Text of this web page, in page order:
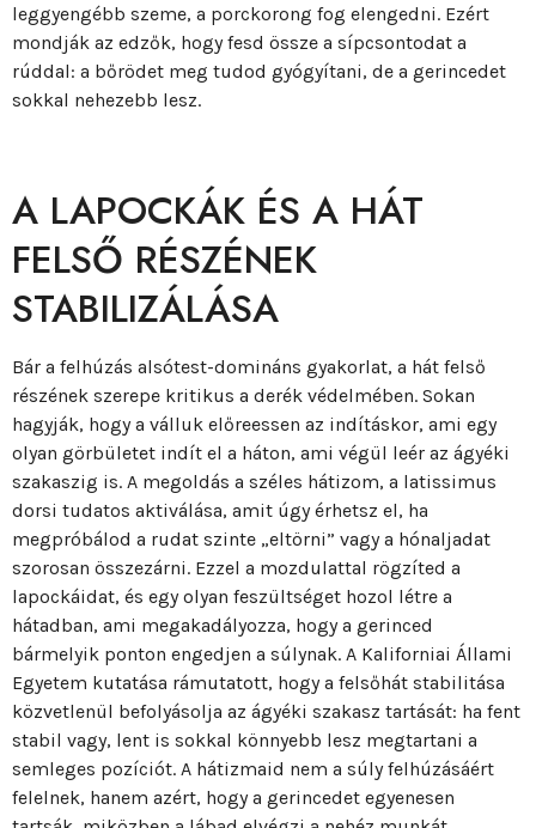
leggyengébb szeme, a porckorong fog elengedni. Ezért
mondják az edzők, hogy fesd össze a sípcsontodat a
rúddal: a bőrödet meg tudod gyógyítani, de a gerincedet
sokkal nehezebb lesz.
A LAPOCKÁK ÉS A HÁT
FELSŐ RÉSZÉNEK
STABILIZÁLÁSA
Bár a felhúzás alsótest-domináns gyakorlat, a hát felső
részének szerepe kritikus a derék védelmében. Sokan
hagyják, hogy a válluk előreessen az indításkor, ami egy
olyan görbületet indít el a háton, ami végül leér az ágyéki
szakaszig is. A megoldás a széles hátizom, a latissimus
dorsi tudatos aktiválása, amit úgy érhetsz el, ha
megpróbálod a rudat szinte „eltörni” vagy a hónaljadat
szorosan összezárni. Ezzel a mozdulattal rögzíted a
lapockáidat, és egy olyan feszültséget hozol létre a
hátadban, ami megakadályozza, hogy a gerinced
bármelyik ponton engedjen a súlynak. A Kaliforniai Állami
Egyetem kutatása rámutatott, hogy a felsőhát stabilitása
közvetlenül befolyásolja az ágyéki szakasz tartását: ha fent
stabil vagy, lent is sokkal könnyebb lesz megtartani a
semleges pozíciót. A hátizmaid nem a súly felhúzásáért
felelnek, hanem azért, hogy a gerincedet egyenesen